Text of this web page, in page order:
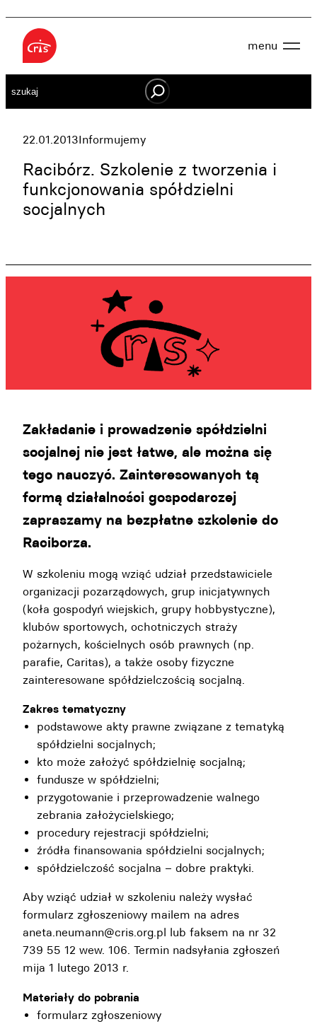
Przejdź
treści
menu
Aktualności
Wspieraj nas
Kontakt
OWES
Szukaj
22.01.2013Informujemy
Racibórz. Szkolenie z tworzenia i
funkcjonowania spółdzielni
socjalnych
Zakładanie i prowadzenie spółdzielni
socjalnej nie jest łatwe, ale można się
tego nauczyć. Zainteresowanych tą
formą działalności gospodarczej
zapraszamy na bezpłatne szkolenie do
Raciborza.
W szkoleniu mogą wziąć udział przedstawiciele
organizacji pozarządowych, grup inicjatywnych
(koła gospodyń wiejskich, grupy hobbystyczne),
klubów sportowych, ochotniczych straży
pożarnych, kościelnych osób prawnych (np.
parafie, Caritas), a także osoby fizyczne
zainteresowane spółdzielczością socjalną.
Zakres tematyczny
podstawowe akty prawne związane z tematyką
spółdzielni socjalnych;
kto może założyć spółdzielnię socjalną;
fundusze w spółdzielni;
przygotowanie i przeprowadzenie walnego
zebrania założycielskiego;
procedury rejestracji spółdzielni;
źródła finansowania spółdzielni socjalnych;
spółdzielczość socjalna – dobre praktyki.
Aby wziąć udział w szkoleniu należy wysłać
formularz zgłoszeniowy mailem na adres
aneta.neumann@cris.org.pl lub faksem na nr 32
739 55 12 wew. 106. Termin nadsyłania zgłoszeń
mija 1 lutego 2013 r.
Materiały do pobrania
formularz zgłoszeniowy